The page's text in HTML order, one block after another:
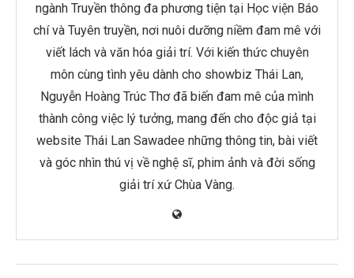
ngành Truyền thông đa phương tiện tại Học viện Báo
chí và Tuyên truyền, nơi nuôi dưỡng niềm đam mê với
viết lách và văn hóa giải trí. Với kiến thức chuyên
môn cùng tình yêu dành cho showbiz Thái Lan,
Nguyễn Hoàng Trúc Thơ đã biến đam mê của mình
thành công việc lý tưởng, mang đến cho độc giả tại
website Thái Lan Sawadee những thông tin, bài viết
và góc nhìn thú vị về nghệ sĩ, phim ảnh và đời sống
giải trí xứ Chùa Vàng.